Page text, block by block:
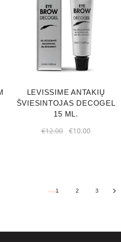
LEVISSIME ANTAKIŲ
ŠVIESINTOJAS DECOGEL
15 ML.
€12.00 €10.00
1 2 3